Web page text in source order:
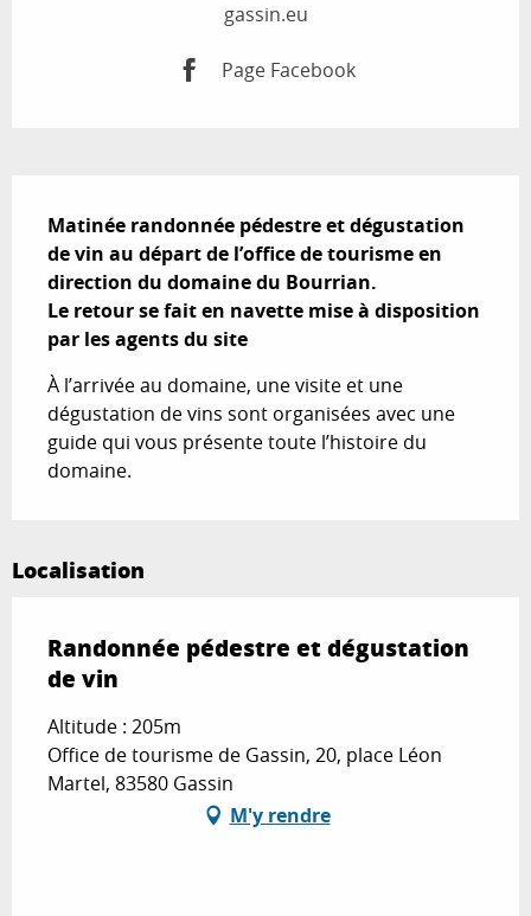
gassin.eu
Page Facebook
Matinée randonnée pédestre et dégustation
de vin au départ de l’office de tourisme en
direction du domaine du Bourrian.
Le retour se fait en navette mise à disposition
par les agents du site
À l’arrivée au domaine, une visite et une
dégustation de vins sont organisées avec une
guide qui vous présente toute l’histoire du
domaine.
Localisation
Randonnée pédestre et dégustation
de vin
Altitude : 205m
Office de tourisme de Gassin, 20, place Léon
Martel, 83580 Gassin
M'y rendre